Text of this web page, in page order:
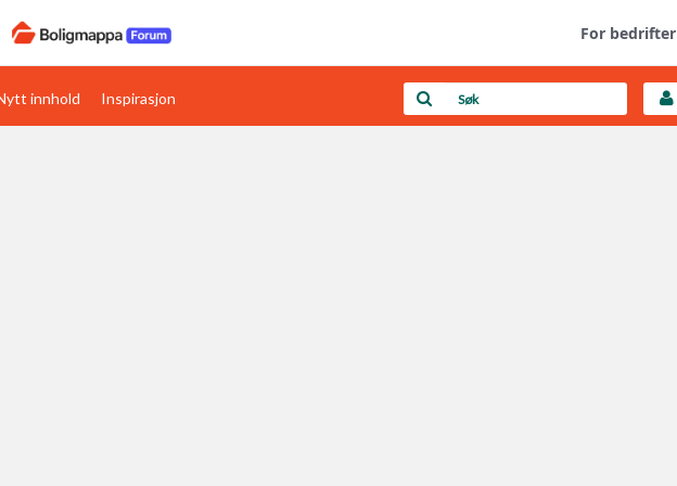
For bedrifter
Boligens papirer Last opp selv
innhold Inspirasjon